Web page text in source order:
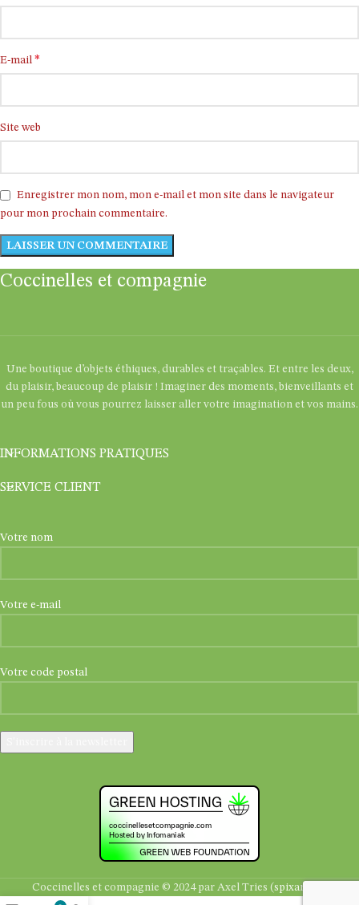
E-mail *
Site web
Enregistrer mon nom, mon e-mail et mon site dans le navigateur
pour mon prochain commentaire.
Coccinelles et compagnie
Une boutique d’objets éthiques, durables et traçables. Et entre les deux,
du plaisir, beaucoup de plaisir ! Imaginer des moments, bienveillants et
un peu fous où vous pourrez laisser aller votre imagination et vos mains.
INFORMATIONS PRATIQUES
SERVICE CLIENT
Votre nom
Votre e-mail
Votre code postal
Coccinelles et compagnie © 2024 par Axel Tries (spixara.be